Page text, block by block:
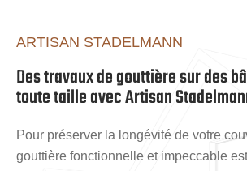
ARTISAN STADELMANN
Des travaux de gouttière sur des
toute taille avec Artisan
Pour préserver la longévité de votre
gouttière fonctionnelle et impeccable